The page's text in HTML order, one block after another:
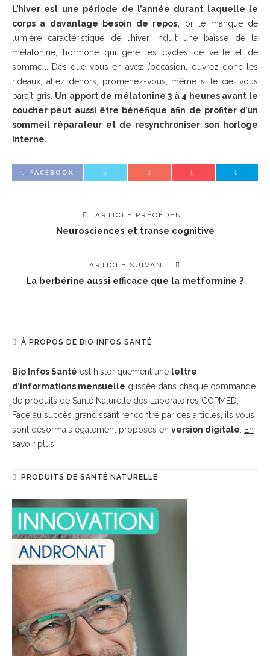
L’hiver est une période de l’année durant laquelle le
corps a davantage besoin de repos, or le manque de
lumière caractéristique de l’hiver induit une baisse de la
mélatonine, hormone qui gère les cycles de veille et de
sommeil. Dès que vous en avez l’occasion, ouvrez donc les
rideaux, allez dehors, promenez-vous, même si le ciel vous
paraît gris. Un apport de mélatonine 3 à 4 heures avant le
coucher peut aussi être bénéfique afin de profiter d’un
sommeil réparateur et de resynchroniser son horloge
interne.
FACEBOOK
ARTICLE PRÉCÉDENT
Neurosciences et transe cognitive
ARTICLE SUIVANT
La berbérine aussi efficace que la metformine ?
À PROPOS DE BIO INFOS SANTÉ
Bio Infos Santé est historiquement une lettre
d’informations mensuelle glissée dans chaque commande
de produits de Santé Naturelle des Laboratoires COPMED.
Face au succès grandissant rencontré par ces articles, ils vous
sont désormais également proposés en version digitale
En
savoir plus
PRODUITS DE SANTÉ NATURELLE